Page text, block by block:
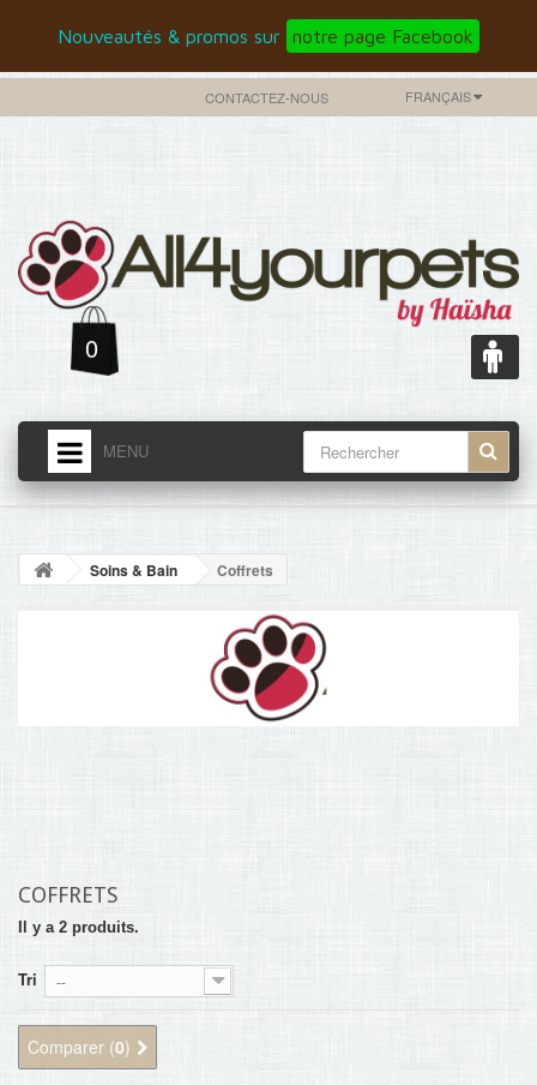
Nouveautés & promos sur notre page Facebook
FRANÇAIS
CONTACTEZ-NOUS
0
MENU
ACCUEIL
NOUVELLES
Soins & Bain Coffrets
COFFRETS
Il y a 2 produits.
Tri --
Comparer (0)